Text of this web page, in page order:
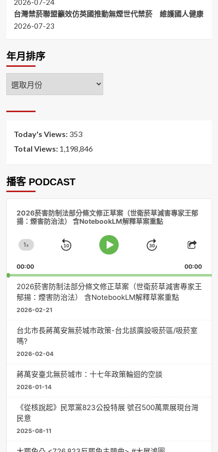
2026-07-24
台灣禁菸聯盟籲效仿英國推動無煙世代禁菸 維護國人健康
2026-07-23
年月排序
年
月
Today's Views: 353
Total Views: 1,198,846
播客 PODCAST
2026菸害防制法部分條文修正草案（世衛菸草減害專家王郁
揚：煙害防治法） 含NotebookLM解釋草案重點
Change
Rate
1x
Skip
Play
Jump
Forward
Share
00:00 00:00
2026菸害防制法部分條文修正草案（世衛菸草減害專家王
郁揚：煙害防治法） 含NotebookLM解釋草案重點
2026-02-21
台北市長蔣萬安無菸城市政策-台北該廣設吸菸區/吸菸室
嗎?
2026-02-04
蔣萬安臺北無菸城市：十七年政策輪迴的空談
2026-01-14
《從核說起》民眾黨823公投特展 號召500萬票展現台灣
民意
2025-08-11